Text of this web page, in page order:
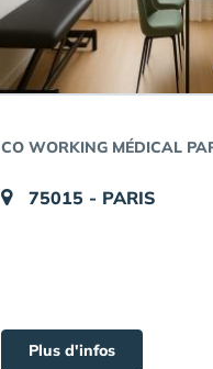
CO WORKING MÉDICAL
75015 - PARIS
Plus d'infos